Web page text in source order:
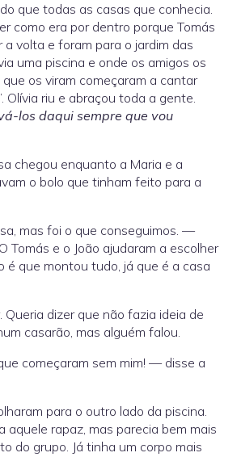
que todas as casas que conhecia.
como era por dentro porque Tomás
a volta e foram para o jardim das
uma piscina e onde os amigos os
os viram começaram a cantar
Olívia riu e abraçou toda a gente.
los daqui sempre que vou
chegou enquanto a Maria e a
o bolo que tinham feito para a
mas foi o que conseguimos. —
Tomás e o João ajudaram a escolher
é que montou tudo, já que é a casa
Queria dizer que não fazia ideia de
casarão, mas alguém falou.
começaram sem mim! — disse a
para o outro lado da piscina.
aquele rapaz, mas parecia bem mais
do grupo. Já tinha um corpo mais